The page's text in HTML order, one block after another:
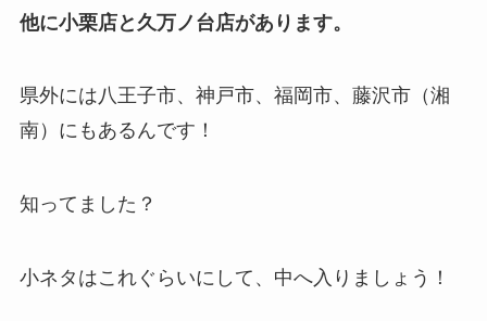
他に小栗店と久万ノ台店があります。
県外には八王子市、神戸市、福岡市、藤沢市（湘
南）にもあるんです！
知ってました？
小ネタはこれぐらいにして、中へ入りましょう！